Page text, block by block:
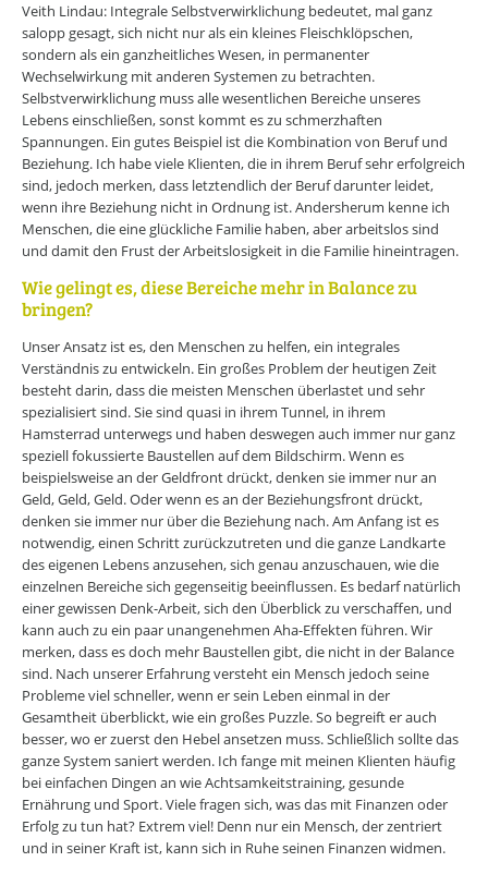
Veith Lindau: Integrale Selbstverwirklichung bedeutet, mal ganz
salopp gesagt, sich nicht nur als ein kleines Fleischklöpschen,
sondern als ein ganzheitliches Wesen, in permanenter
Wechselwirkung mit anderen Systemen zu betrachten.
Selbstverwirklichung muss alle wesentlichen Bereiche unseres
Lebens einschließen, sonst kommt es zu schmerzhaften
Spannungen. Ein gutes Beispiel ist die Kombination von Beruf und
Beziehung. Ich habe viele Klienten, die in ihrem Beruf sehr erfolgreich
sind, jedoch merken, dass letztendlich der Beruf darunter leidet,
wenn ihre Beziehung nicht in Ordnung ist. Andersherum kenne ich
Menschen, die eine glückliche Familie haben, aber arbeitslos sind
und damit den Frust der Arbeitslosigkeit in die Familie hineintragen.
Wie gelingt es, diese Bereiche mehr in Balance zu
bringen?
Unser Ansatz ist es, den Menschen zu helfen, ein integrales
Verständnis zu entwickeln. Ein großes Problem der heutigen Zeit
besteht darin, dass die meisten Menschen überlastet und sehr
spezialisiert sind. Sie sind quasi in ihrem Tunnel, in ihrem
Hamsterrad unterwegs und haben deswegen auch immer nur ganz
speziell fokussierte Baustellen auf dem Bildschirm. Wenn es
beispielsweise an der Geldfront drückt, denken sie immer nur an
Geld, Geld, Geld. Oder wenn es an der Beziehungsfront drückt,
denken sie immer nur über die Beziehung nach. Am Anfang ist es
notwendig, einen Schritt zurückzutreten und die ganze Landkarte
des eigenen Lebens anzusehen, sich genau anzuschauen, wie die
einzelnen Bereiche sich gegenseitig beeinflussen. Es bedarf natürlich
einer gewissen Denk-Arbeit, sich den Überblick zu verschaffen, und
kann auch zu ein paar unangenehmen Aha-Effekten führen. Wir
merken, dass es doch mehr Baustellen gibt, die nicht in der Balance
sind. Nach unserer Erfahrung versteht ein Mensch jedoch seine
Probleme viel schneller, wenn er sein Leben einmal in der
Gesamtheit überblickt, wie ein großes Puzzle. So begreift er auch
besser, wo er zuerst den Hebel ansetzen muss. Schließlich sollte das
ganze System saniert werden. Ich fange mit meinen Klienten häufig
bei einfachen Dingen an wie Achtsamkeitstraining, gesunde
Ernährung und Sport. Viele fragen sich, was das mit Finanzen oder
Erfolg zu tun hat? Extrem viel! Denn nur ein Mensch, der zentriert
und in seiner Kraft ist, kann sich in Ruhe seinen Finanzen widmen.